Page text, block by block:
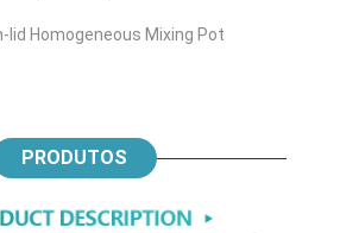
lid Homogeneous Mixing Pot
PRODUTOS